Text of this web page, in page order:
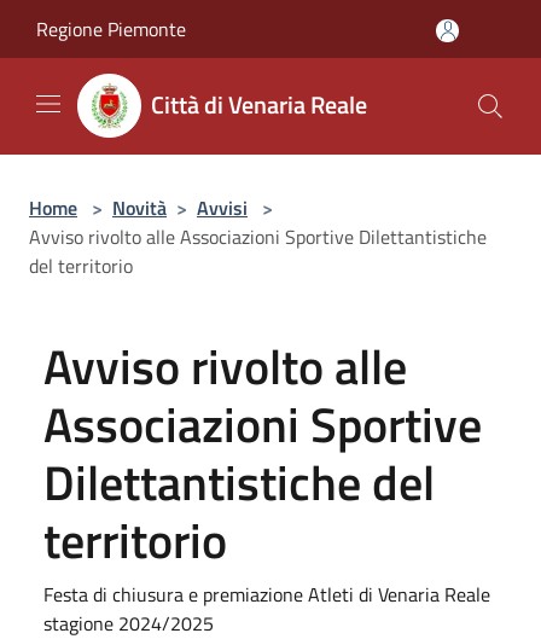
Regione Piemonte
Città di Venaria Reale
Home > Novità > Avvisi >
Avviso rivolto alle Associazioni Sportive Dilettantistiche
del territorio
Avviso rivolto alle
Associazioni Sportive
Dilettantistiche del
territorio
Festa di chiusura e premiazione Atleti di Venaria Reale
stagione 2024/2025